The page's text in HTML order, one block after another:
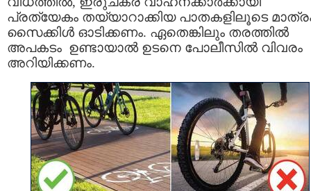
പ്രത്യേകം തയ്യാറാക്കിയ പാതകളിലൂടെ
സൈക്കിൾ ഓടിക്കണം. ഏതെങ്കിലും തരത്തിൽ
അപകടം ഉണ്ടായാൽ ഉടനെ പോലീസിൽ വിവരം
അറിയിക്കണം.